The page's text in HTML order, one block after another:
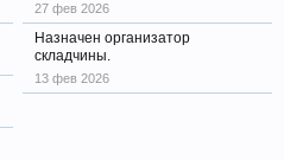
27 фев 2026
Назначен организатор
складчины.
13 фев 2026